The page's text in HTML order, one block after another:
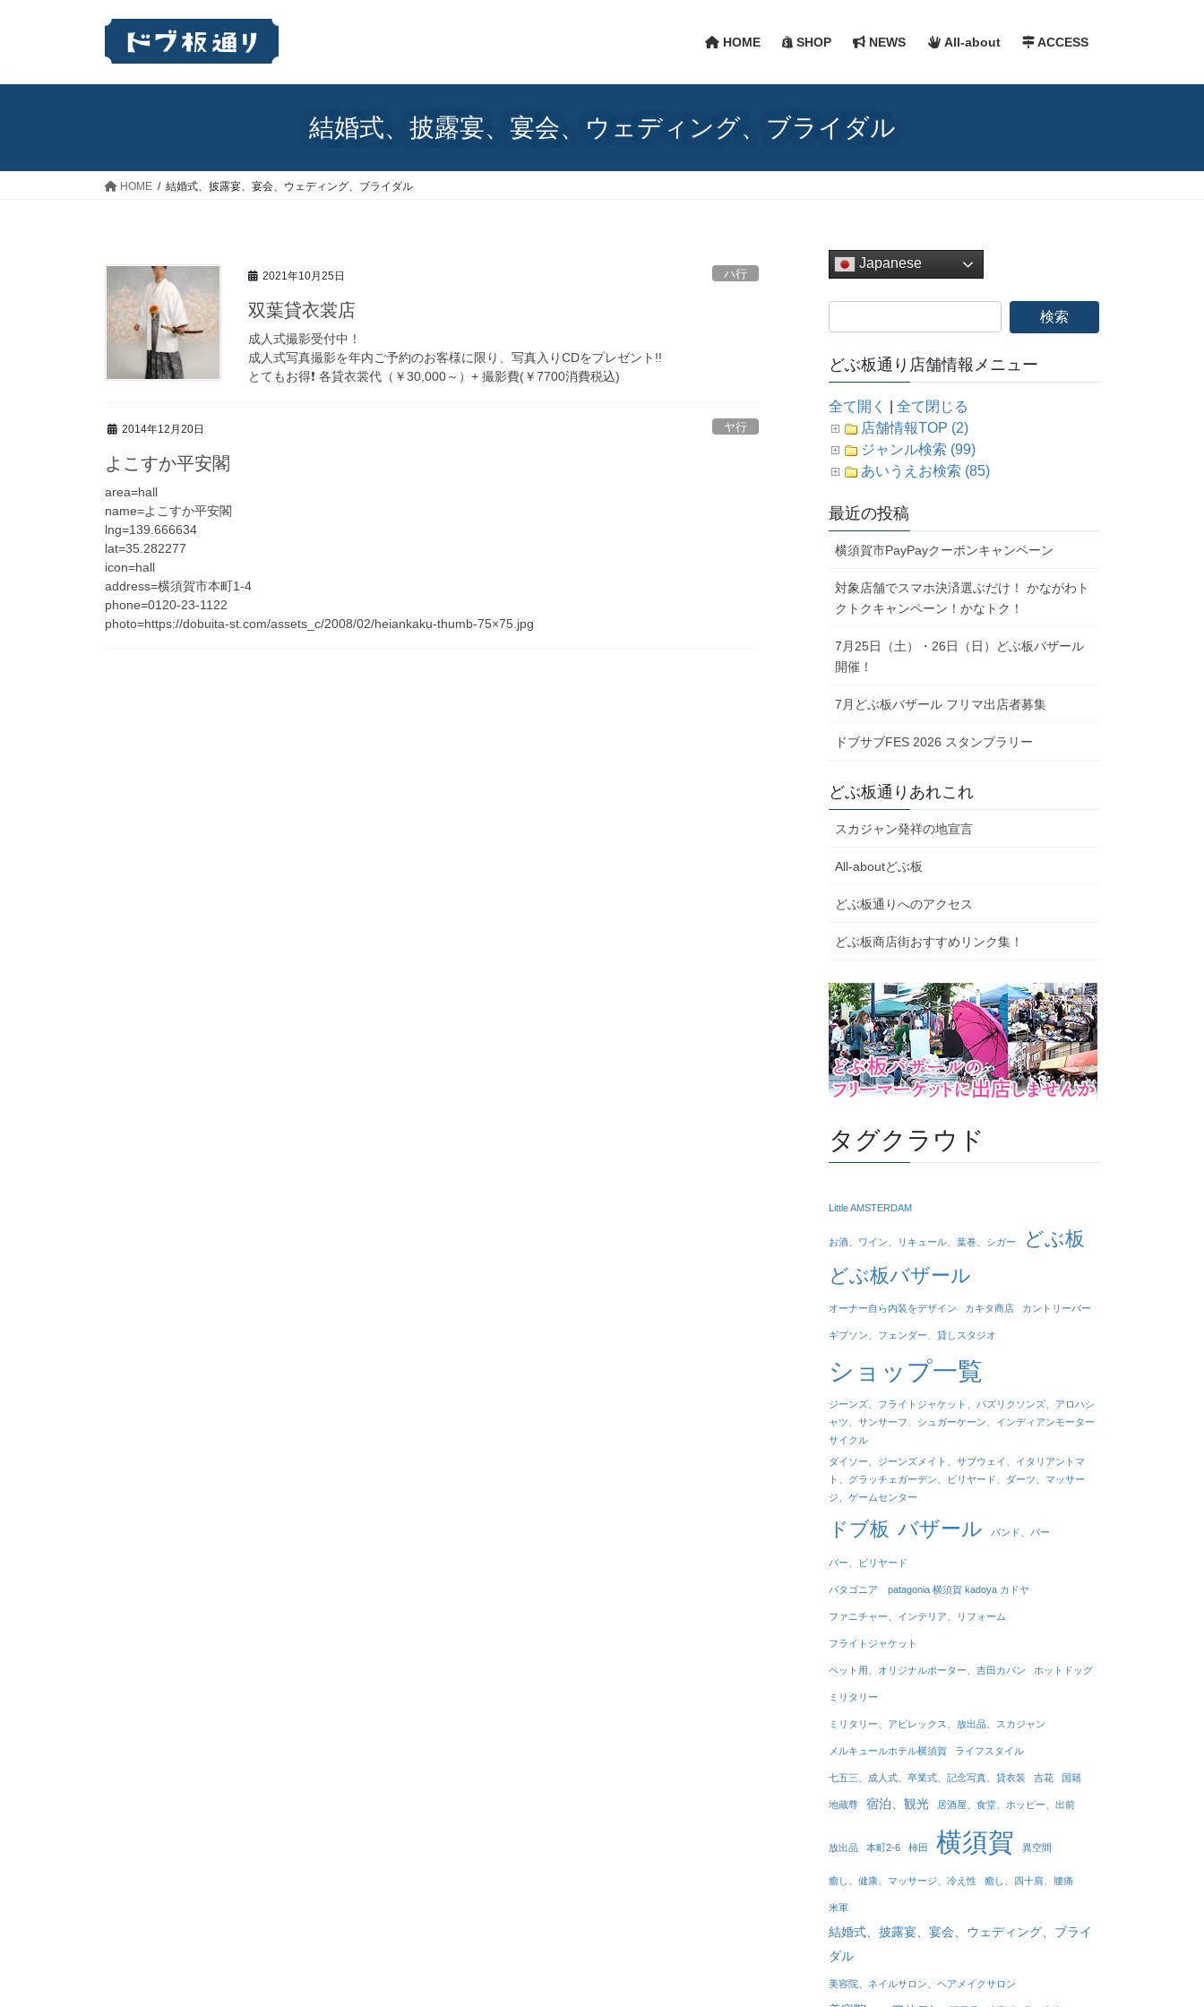
HOME SHOP NEWS All-about ACCESS
結婚式、披露宴、宴会、ウェディング、ブライダル
HOME 結婚式、披露宴、宴会、ウェディング、ブライダル
2021年10月25日 ハ行
双葉貸衣裳店
成人式撮影受付中！
成人式写真撮影を年内ご予約のお客様に限り、写真入りCDをプレゼント!!
とてもお得❗ 各貸衣裳代（￥30,000～）+ 撮影費(￥7700消費税込)
2014年12月20日 ヤ行
よこすか平安閣
area=hall
name=よこすか平安閣
lng=139.666634
lat=35.282277
icon=hall
address=横須賀市本町1-4
phone=0120-23-1122
photo=https://dobuita-st.com/assets_c/2008/02/heiankaku-thumb-75×75.jpg
Japanese
どぶ板通り店舗情報メニュー
全て開く |全て閉じる
店舗情報TOP (2)
ジャンル検索 (99)
あいうえお検索 (85)
最近の投稿
横須賀市PayPayクーポンキャンペーン
対象店舗でスマホ決済選ぶだけ！ かながわト
クトクキャンペーン！かなトク！
7月25日（土）・26日（日）どぶ板バザール
開催！
7月どぶ板バザール フリマ出店者募集
ドブサブFES 2026 スタンプラリー
どぶ板通りあれこれ
スカジャン発祥の地宣言
All-aboutどぶ板
どぶ板通りへのアクセス
どぶ板商店街おすすめリンク集！
タグクラウド
Little AMSTERDAM
お酒、ワイン、リキュール、葉巻、シガー
どぶ板
どぶ板バザール
オーナー自ら内装をデザイン カキタ商店 カントリーバー
ギブソン、フェンダー、貸しスタジオ
ショップ一覧
ジーンズ、フライトジャケット、パズリクソンズ、アロハシ
ャツ、サンサーフ、シュガーケーン、インディアンモーター
サイクル
ダイソー、ジーンズメイト、サブウェイ、イタリアントマ
ト、グラッチェガーデン、ビリヤード、ダーツ、マッサー
ジ、ゲームセンター
ドブ板 バザール バンド、バー
バー、ビリヤード
パタゴニア patagonia 横須賀 kadoya カドヤ
ファニチャー、インテリア、リフォーム
フライトジャケット
ペット用、オリジナルポーター、吉田カバン ホットドッグ
ミリタリー
ミリタリー、アビレックス、放出品、スカジャン
メルキュールホテル横須賀 ライフスタイル
七五三、成人式、卒業式、記念写真、貸衣装 吉花 国籍
地蔵尊 宿泊、観光 居酒屋、食堂、ホッピー、出前
放出品 本町2-6 柿田 横須賀 異空間
癒し、健康、マッサージ、冷え性 癒し、四十肩、腰痛
米軍
結婚式、披露宴、宴会、ウェディング、ブライ
ダル
美容院、ネイルサロン、ヘアメイクサロン